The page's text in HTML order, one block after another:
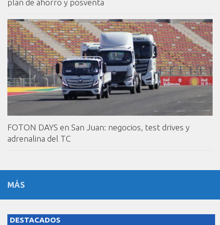
plan de ahorro y posventa
FOTON DAYS en San Juan: negocios, test drives y
adrenalina del TC
MÁS
DESTACADOS